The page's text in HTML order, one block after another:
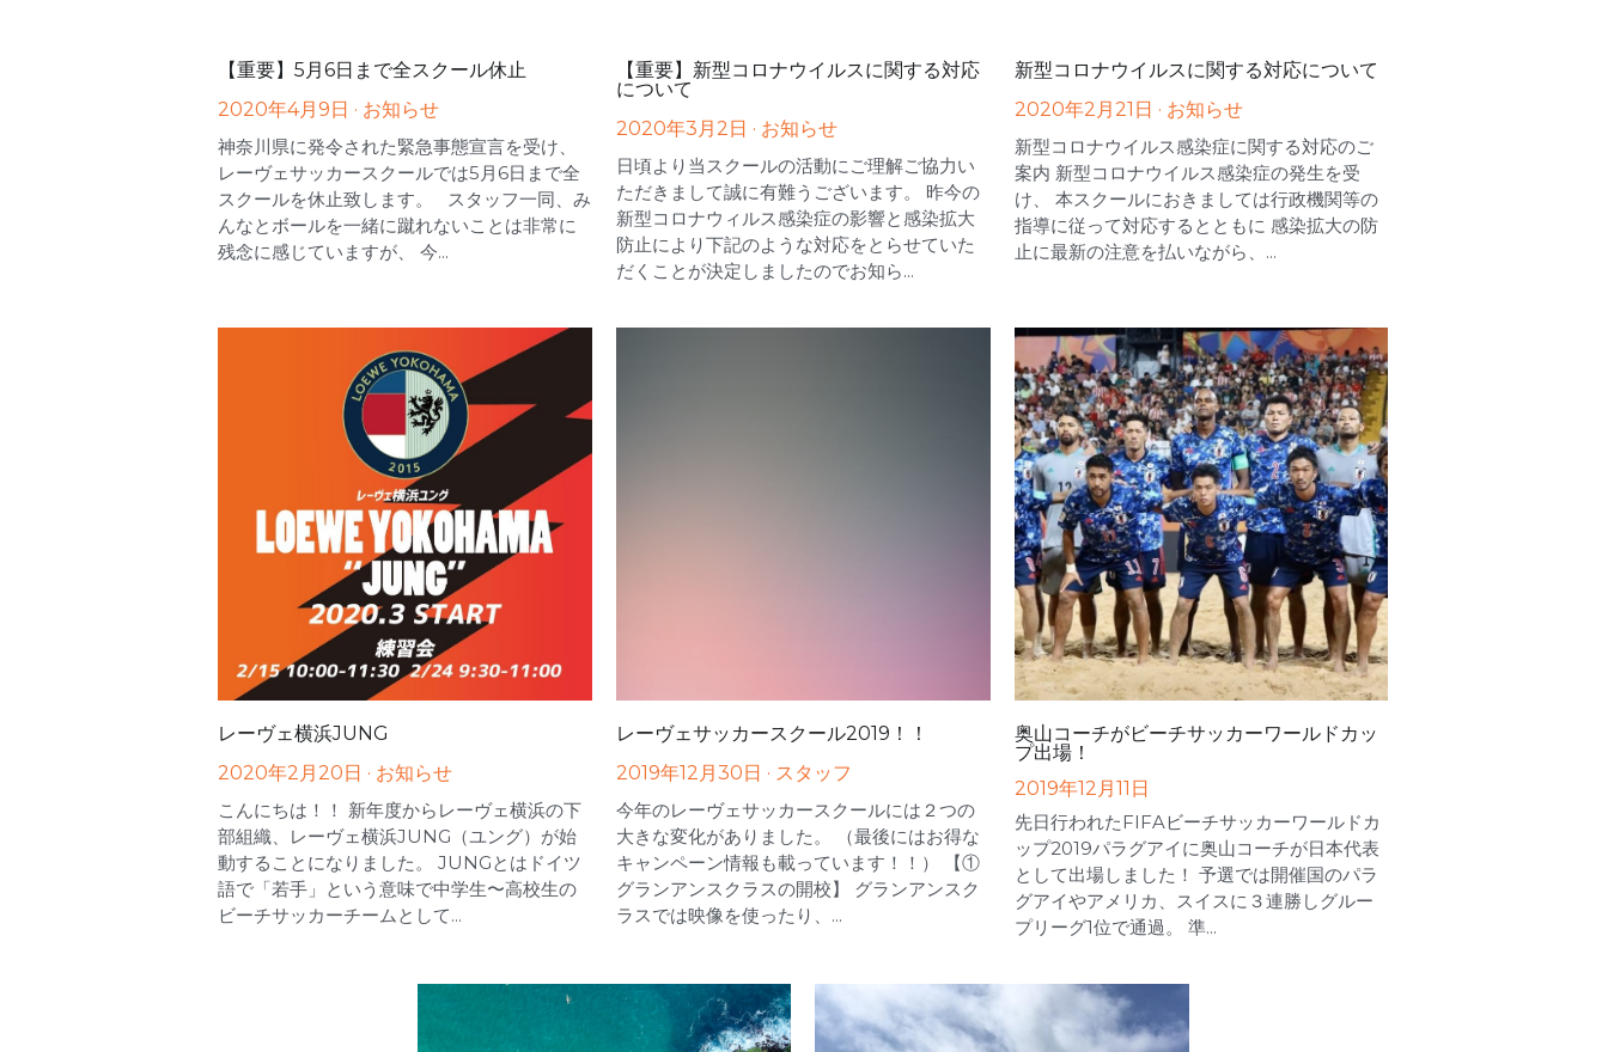
【重要】5月6日まで全スクール休止
2020年4月9日 · お知らせ
神奈川県に発令された緊急事態宣言を受け、
レーヴェサッカースクールでは5月6日まで全
スクールを休止致します。 スタッフ一同、み
んなとボールを一緒に蹴れないことは非常に
残念に感じていますが、 今...
【重要】新型コロナウイルスに関する対応
について
2020年3月2日 · お知らせ
日頃より当スクールの活動にご理解ご協力い
ただきまして誠に有難うございます。 昨今の
新型コロナウィルス感染症の影響と感染拡大
防止により下記のような対応をとらせていた
だくことが決定しましたのでお知ら...
新型コロナウイルスに関する対応について
2020年2月21日 · お知らせ
新型コロナウイルス感染症に関する対応のご
案内 新型コロナウイルス感染症の発生を受
け、 本スクールにおきましては行政機関等の
指導に従って対応するとともに 感染拡大の防
止に最新の注意を払いながら、...
レーヴェ横浜JUNG
2020年2月20日 · お知らせ
こんにちは！！ 新年度からレーヴェ横浜の下
部組織、レーヴェ横浜JUNG（ユング）が始
動することになりました。 JUNGとはドイツ
語で「若手」という意味で中学生〜高校生の
ビーチサッカーチームとして...
レーヴェサッカースクール2019！！
2019年12月30日 · スタッフ
今年のレーヴェサッカースクールには２つの
大きな変化がありました。 （最後にはお得な
キャンペーン情報も載っています！！） 【①
グランアンスクラスの開校】 グランアンスク
ラスでは映像を使ったり、...
奥山コーチがビーチサッカーワールドカッ
プ出場！
2019年12月11日
先日行われたFIFAビーチサッカーワールドカ
ップ2019パラグアイに奥山コーチが日本代表
として出場しました！ 予選では開催国のパラ
グアイやアメリカ、スイスに３連勝しグルー
プリーグ1位で通過。 準...